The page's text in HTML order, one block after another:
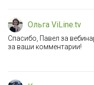
Ольга ViLine.tv
Спасибо, Павел за
за ваши комментарии!